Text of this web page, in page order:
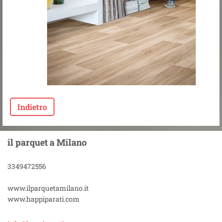
Indietro
il parquet a Milano
3349472556
www.ilparquetamilano.it
www.happiparati.com